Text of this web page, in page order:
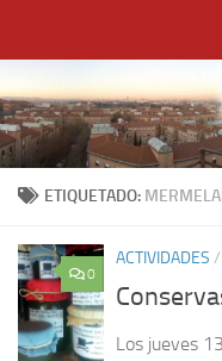
ETIQUETADO:
0
ACTIVIDADES /
Los jueves